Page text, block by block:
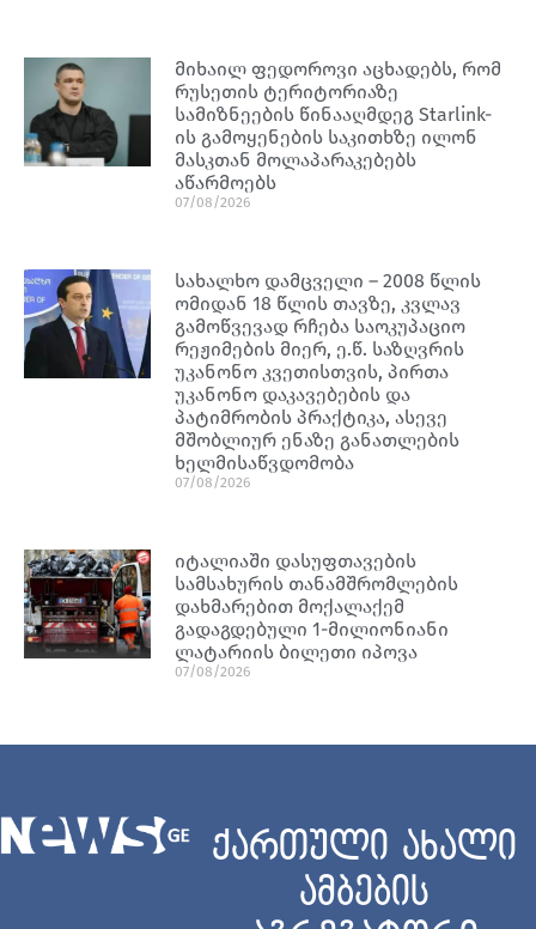
მიხაილ ფედოროვი აცხადებს, რომ
რუსეთის ტერიტორიაზე
სამიზნეების წინააღმდეგ Starlink-
ის გამოყენების საკითხზე ილონ
მასკთან მოლაპარაკებებს
აწარმოებს
07/08/2026
სახალხო დამცველი – 2008 წლის
ომიდან 18 წლის თავზე, კვლავ
გამოწვევად რჩება საოკუპაციო
რეჟიმების მიერ, ე.წ. საზღვრის
უკანონო კვეთისთვის, პირთა
უკანონო დაკავებების და
პატიმრობის პრაქტიკა, ასევე
მშობლიურ ენაზე განათლების
ხელმისაწვდომობა
07/08/2026
იტალიაში დასუფთავების
სამსახურის თანამშრომლების
დახმარებით მოქალაქემ
გადაგდებული 1-მილიონიანი
ლატარიის ბილეთი იპოვა
07/08/2026
ქართული ახალი
ამბების